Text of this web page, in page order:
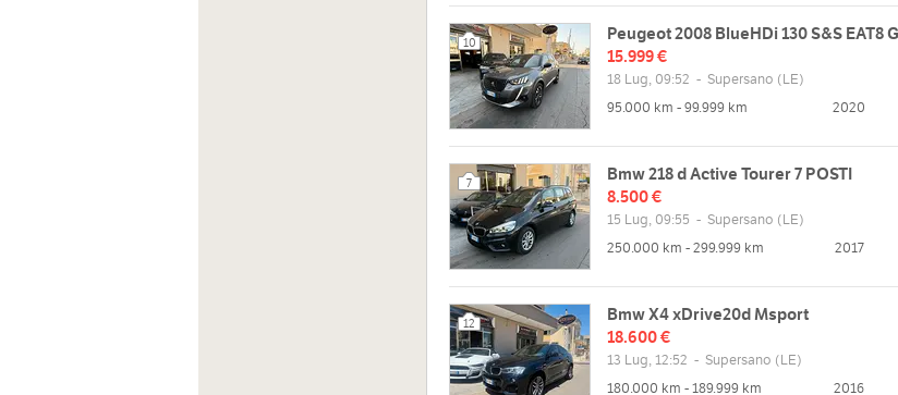
10
Peugeot 2008 BlueHDi 130 S&S EAT8
15.999 €
18 Lug, 09:52 - Supersano (LE)
95.000 km - 99.999 km
2020
7
Bmw 218 d Active Tourer 7 POSTI
8.500 €
15 Lug, 09:55 - Supersano (LE)
250.000 km - 299.999 km
2017
12
Bmw X4 xDrive20d Msport
18.600 €
13 Lug, 12:52 - Supersano (LE)
180.000 km - 189.999 km
2016